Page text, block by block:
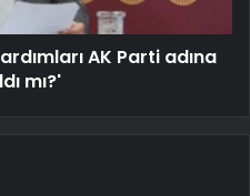
AK Parti adına
mı?'